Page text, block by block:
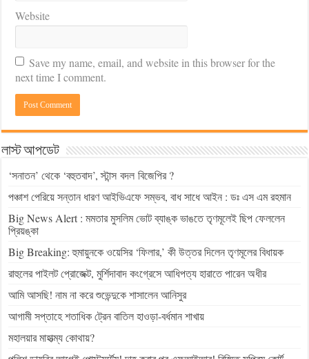
Website
Save my name, email, and website in this browser for the
next time I comment.
লাস্ট আপডেট
‘সনাতন’ থেকে ‘বহুতবাদ’, স্টান্স বদল বিজেপির ?
পঞ্চাশ পেরিয়ে সন্তান ধারণ আইভিএফে সম্ভব, বাধ সাধে আইন : ডঃ এস এম রহমান
Big News Alert : মমতার মুসলিম ভোট ব্যাঙ্ক ভাঙতে তৃণমূলেই ছিপ ফেললেন
প্রিয়ঙ্কা
Big Breaking: হুমায়ুনকে ওয়েসির ‘ফিলার,’ কী উত্তর দিলেন তৃণমূলের বিধায়ক
রাহুলের পাইলট প্রোজেক্ট, মুর্শিদাবাদ কংগ্রেসে আধিপত্য হারাতে পারেন অধীর
আমি আসছি! নাম না করে শুভেন্দুকে শাসালেন আনিসুর
আগামী সপ্তাহে শতাধিক ট্রেন বাতিল হাওড়া-বর্ধমান শাখায়
মহালয়ার মাহাত্ম্য কোথায়?